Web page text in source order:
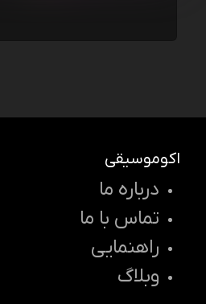
اکوموسیقی
درباره ما
تماس با ما
راهنمایی
وبلاگ